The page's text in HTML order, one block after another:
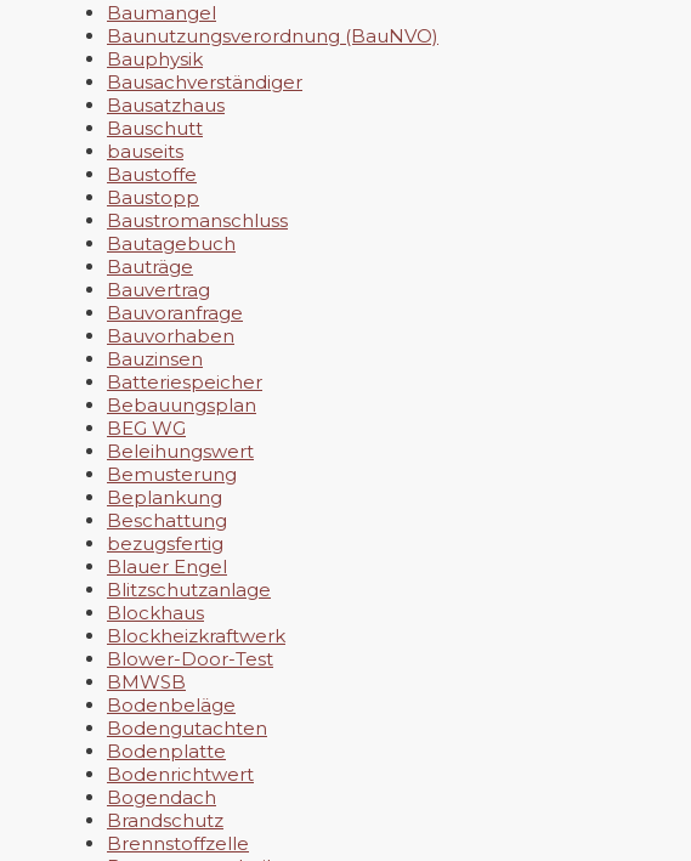
Baumangel
Baunutzungsverordnung (BauNVO)
Bauphysik
Bausachverständiger
Bausatzhaus
Bauschutt
bauseits
Baustoffe
Baustopp
Baustromanschluss
Bautagebuch
Bauträge
Bauvertrag
Bauvoranfrage
Bauvorhaben
Bauzinsen
Batteriespeicher
Bebauungsplan
BEG WG
Beleihungswert
Bemusterung
Beplankung
Beschattung
bezugsfertig
Blauer Engel
Blitzschutzanlage
Blockhaus
Blockheizkraftwerk
Blower-Door-Test
BMWSB
Bodenbeläge
Bodengutachten
Bodenplatte
Bodenrichtwert
Bogendach
Brandschutz
Brennstoffzelle